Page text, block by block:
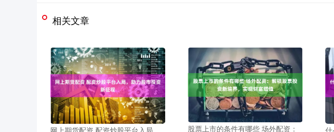
相关文章
股票上市的条件有哪些 场外配资：